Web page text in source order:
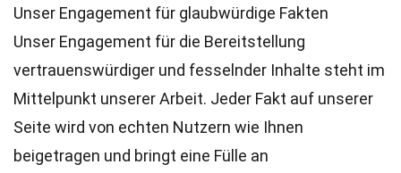
Unser Engagement für glaubwürdige Fakten
Unser Engagement für die Bereitstellung
vertrauenswürdiger und fesselnder Inhalte steht im
Mittelpunkt unserer Arbeit. Jeder Fakt auf unserer
Seite wird von echten Nutzern wie Ihnen
beigetragen und bringt eine Fülle an